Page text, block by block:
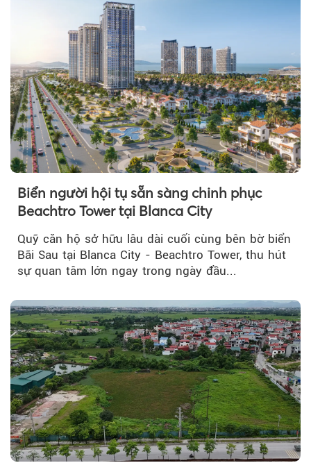
Biển người hội tụ sẵn sàng chinh phục
Beachtro Tower tại Blanca City
Quỹ căn hộ sở hữu lâu dài cuối cùng bên bờ biển
Bãi Sau tại Blanca City - Beachtro Tower, thu hút
sự quan tâm lớn ngay trong ngày đầu...